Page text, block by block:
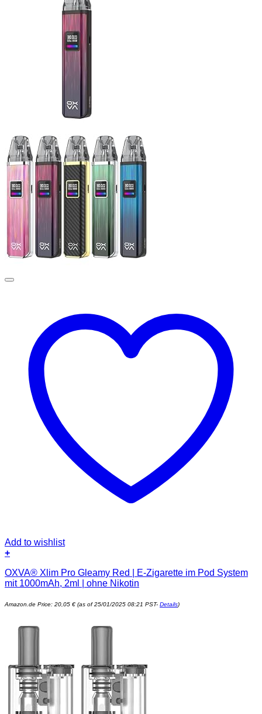
Add to wishlist
+
OXVA® Xlim Pro Gleamy Red | E-Zigarette im Pod System
mit 1000mAh, 2ml | ohne Nikotin
Amazon.de Price: 20,05 € (as of 25/01/2025 08:21 PST- Details)